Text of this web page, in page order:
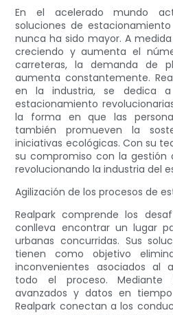
En el acelerado mundo
soluciones de
nunca ha sido mayor. A
creciendo y aumenta el
carreteras, la demanda de
aumenta constantemente.
en la industria, se dedica a
estacionamiento
la forma en que las
también promueven la
iniciativas ecológicas. Con su
su compromiso con la gestión
revolucionando la industria del
Agilización de los procesos de
Realpark comprende los
conlleva encontrar un lugar
urbanas concurridas. Sus
tienen como objetivo
inconvenientes asociados al
todo el proceso.
avanzados y datos en
Realpark conectan a los